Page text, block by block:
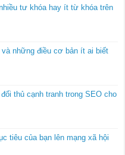
tư khóa hay ít từ khóa trên
và những điều cơ bản ít ai biết
thủ cạnh tranh trong SEO cho
tiêu của bạn lên mạng xã hội